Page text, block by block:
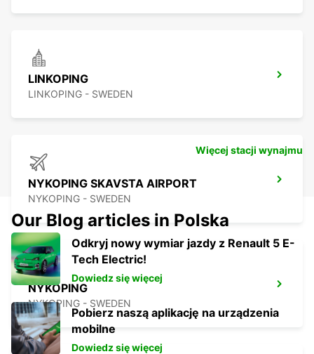
LINKOPING
LINKOPING - SWEDEN
NYKOPING SKAVSTA AIRPORT
NYKOPING - SWEDEN
NYKOPING
NYKOPING - SWEDEN
Więcej stacji wynajmu
Our Blog articles in Polska
Odkryj nowy wymiar jazdy z Renault 5 E-
Tech Electric!
Dowiedz się więcej
Pobierz naszą aplikację na urządzenia
mobilne
Dowiedz się więcej